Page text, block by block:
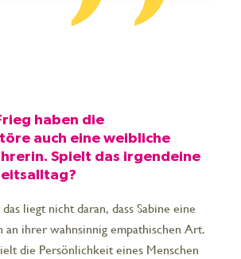
haben die
auch eine weibliche
Spielt das irgendeine
das liegt nicht daran, dass Sabine eine
an ihrer wahnsinnig empathischen Art.
die Persönlichkeit eines Menschen